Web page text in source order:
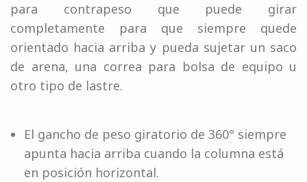
para contrapeso que puede girar
completamente para que siempre quede
orientado hacia arriba y pueda sujetar un saco
de arena, una correa para bolsa de equipo u
otro tipo de lastre.
El gancho de peso giratorio de 360° siempre
apunta hacia arriba cuando la columna está
en posición horizontal.